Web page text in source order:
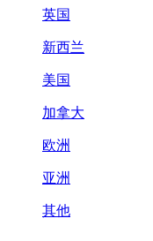
英国
新西兰
美国
加拿大
欧洲
亚洲
其他